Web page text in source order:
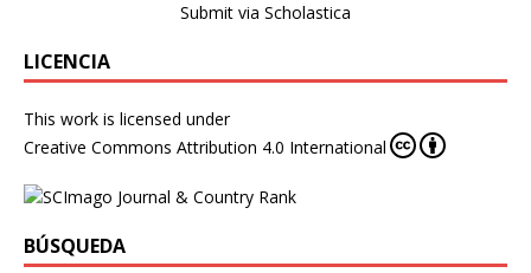
Submit via Scholastica
LICENCIA
This work is licensed under
Creative Commons Attribution 4.0 International
BÚSQUEDA